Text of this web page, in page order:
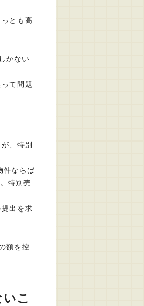
とも高
かない
て問題
、特別
件ならば
特別売
出を求
額を控
こ